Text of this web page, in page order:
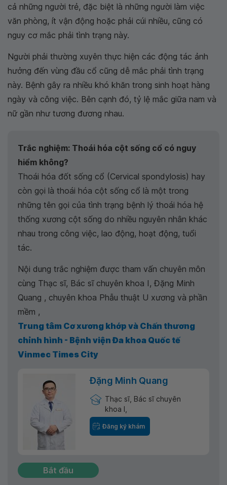
cả những người trẻ, đặc biệt là những người làm việc
văn phòng, ít vận động hoặc phải cúi nhiều, cũng có
nguy cơ mắc phải tình trạng này.
Người phải thường xuyên thực hiện các động tác ảnh
hưởng đến vùng đầu cổ cũng dễ mắc phải tình trạng
này. Bệnh gây ra nhiều khó khăn trong sinh hoạt hàng
ngày và công việc. Bên cạnh đó, tỷ lệ mắc giữa nam và
nữ gần như tương đương nhau.
Trắc nghiệm: Thoái hóa cột sống cổ có nguy
hiểm không?
Thoái hóa đốt sống cổ (Cervical spondylosis) hay
còn gọi là thoái hóa cột sống cổ là một trong
những tên gọi của tình trạng bệnh lý thoái hóa hệ
thống xương cột sống do nhiều nguyên nhân khác
nhau trong công việc, lao động, hoạt động, tuổi
tác.
Nội dung trắc nghiệm được tham vấn chuyên môn
cùng Thạc sĩ, Bác sĩ chuyên khoa I, Đặng Minh
Quang , chuyên khoa Phẫu thuật U xương và phần
mềm ,
Trung tâm Cơ xương khớp và Chấn thương
chỉnh hình - Bệnh viện Đa khoa Quốc tế
Vinmec Times City
Đặng Minh Quang
Thạc sĩ, Bác sĩ chuyên
khoa I,
Đăng ký khám
Bắt đầu